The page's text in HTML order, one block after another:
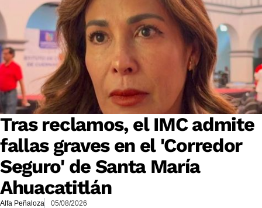
Tras reclamos, el IMC admite
fallas graves en el 'Corredor
Seguro' de Santa María
Ahuacatitlán
Alfa Peñaloza 05/08/2026